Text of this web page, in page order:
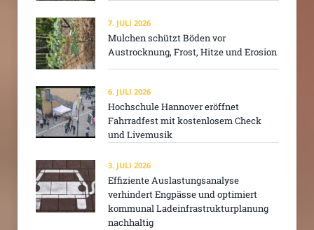
7. JULI 2026
Mulchen schützt Böden vor
Austrocknung, Frost, Hitze und Erosion
6. JULI 2026
Hochschule Hannover eröffnet
Fahrradfest mit kostenlosem Check
und Livemusik
3. JULI 2026
Effiziente Auslastungsanalyse
verhindert Engpässe und optimiert
kommunal Ladeinfrastrukturplanung
nachhaltig